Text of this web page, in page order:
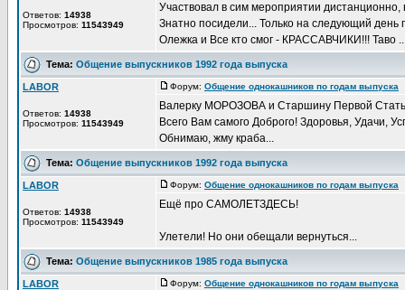
Ответов: 14938
Просмотров: 11543949
Участвовал в сим мероприятии
Знатно посидели... Только на следующий
Олежка и Все кто смог - КРАССАВЧИКИ!!! Таво
Тема: Общение выпускников 1992 года выпуска
LABOR
Ответов: 14938
Просмотров: 11543949
Форум: Общение однокашников по годам выпуска
Валерку МОРОЗОВА и Старшину Первой
Всего Вам самого Доброго! Здоровья, Удачи,
Обнимаю, жму краба...
Тема: Общение выпускников 1992 года выпуска
LABOR
Ответов: 14938
Просмотров: 11543949
Форум: Общение однокашников по годам выпуска
Ещё про САМОЛЕТЗДЕСЬ!
Улетели! Но они обещали вернуться...
Тема: Общение выпускников 1985 года выпуска
LABOR Форум: Общение однокашников по годам выпуска